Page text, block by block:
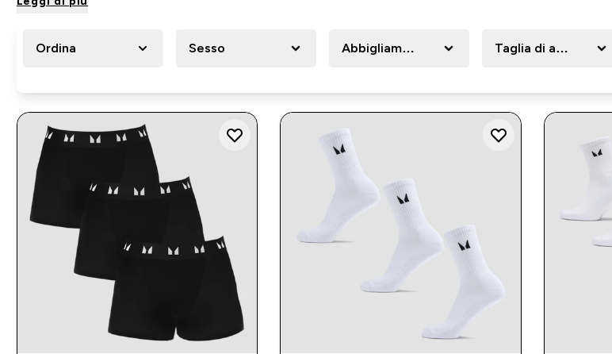
Ordina Sesso Abbigliamento sportivo Taglia di